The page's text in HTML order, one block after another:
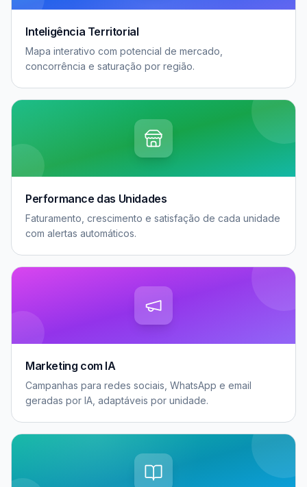
Inteligência Territorial
Mapa interativo com potencial de mercado,
concorrência e saturação por região.
Performance das Unidades
Faturamento, crescimento e satisfação de cada unidade
com alertas automáticos.
Marketing com IA
Campanhas para redes sociais, WhatsApp e email
geradas por IA, adaptáveis por unidade.